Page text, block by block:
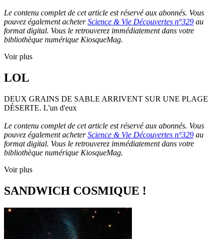
Le contenu complet de cet article est réservé aux abonnés. Vous
pouvez également acheterScience & Vie Découvertes n°329 au
format digital. Vous le retrouverez immédiatement dans votre
bibliothèque numérique KiosqueMag.
Voir plus
LOL
DEUX GRAINS DE SABLE ARRIVENT SUR UNE PLAGE
DÉSERTE. L'un d'eux
Le contenu complet de cet article est réservé aux abonnés. Vous
pouvez également acheterScience & Vie Découvertes n°329 au
format digital. Vous le retrouverez immédiatement dans votre
bibliothèque numérique KiosqueMag.
Voir plus
SANDWICH COSMIQUE !